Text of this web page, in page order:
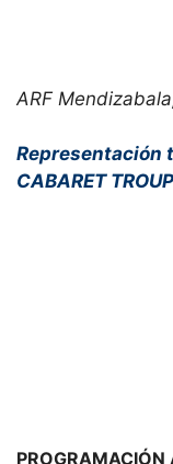
ARF
Representación
CABARET TROUP
PROGRAMACIÓN